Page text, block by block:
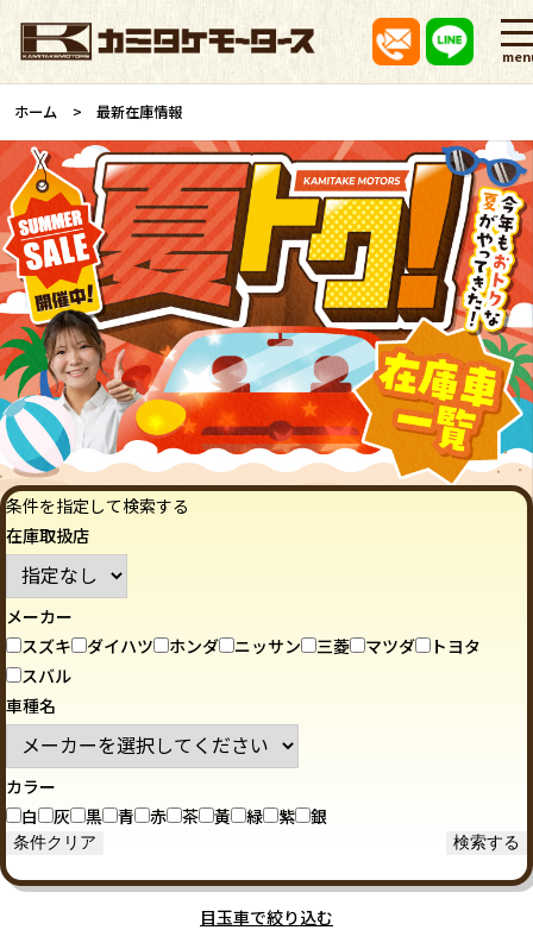
ホーム 最新在庫情報
条件を指定して検索する
在庫取扱店
メーカー
スズキ
ダイハツ ホンダ ニッサン 三菱 マツダ
トヨタ
スバル
車種名
カラー
白
灰 黒 青 赤 茶 黃 緑 紫 銀
目玉車で絞り込む